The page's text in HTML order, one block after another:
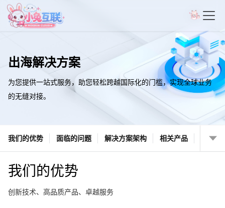
出海解决方案
为您提供一站式服务，助您轻松跨越国际化的门槛，实现全球业务
的无缝对接。
我们的优势 面临的问题 解决方案架构 相关产品
我们的优势
创新技术、高品质产品、卓越服务